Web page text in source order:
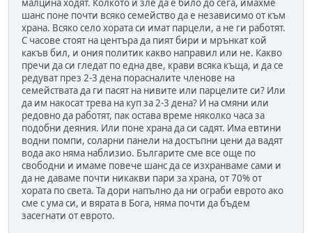
малцина ходят. Колкото и зле да е било до сега, имахме
шанс поне почти всяко семейство да е независимо от към
храна. Всяко село хората си имат парцели, а не ги работят.
С часове стоят на центъра да пият бири и мрънкат кой
какъв бил, и ония политик какво направил или не. Какво
пречи да си гледат по една две, крави всяка къща, и да се
редуват през 2-3 дена порасналите членове на
семействата да ги пасят на нивите или парцелите си? Или
да им накосат трева на куп за 2-3 дена? И на смяни или
редовно да работят, пак остава време няколко часа за
подобни деяния. Или поне храна да си садят. Има евтини
водни помпи, соларни панели на достъпни цени да вадят
вода ако няма наблизио. Българите сме все още по
свободни и имаме повече шанс да се изхранваме сами и
да не даваме почти никакви пари за храна, от 70% от
хората по света. Та дори напълно да ни ограби еврото ако
сме с ума си, и вярата в Бога, няма почти да бъдем
засегнати от еврото.